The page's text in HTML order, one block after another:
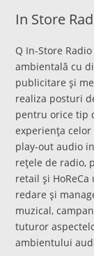
In Store
Q In-Store
ambientală cu
publicitare şi
realiza posturi
pentru orice tip
experienţa
play-out audio
reţele de radio,
retail şi
redare şi
muzical,
tuturor
ambientului